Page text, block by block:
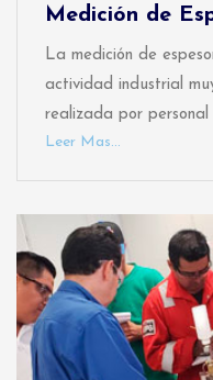
Medición de
La medición de
actividad industrial
realizada por personal
Leer Mas...